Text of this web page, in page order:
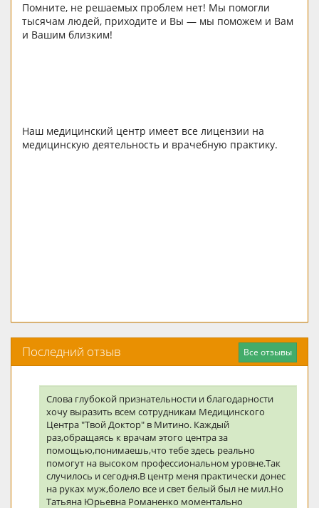
Помните, не решаемых проблем нет! Мы помогли
тысячам людей, приходите и Вы — мы поможем и Вам
и Вашим близким!
Наш медицинский центр имеет все лицензии на
медицинскую деятельность и врачебную практику.
Все отзывы
Последний отзыв
Слова глубокой признательности и благодарности
хочу выразить всем сотрудникам Медицинского
Центра "Твой Доктор" в Митино. Каждый
раз,обращаясь к врачам этого центра за
помощью,понимаешь,что тебе здесь реально
помогут на высоком профессиональном уровне.Так
случилось и сегодня.В центр меня практически донес
на руках муж,болело все и свет белый был не мил.Но
Татьяна Юрьевна Романенко моментально